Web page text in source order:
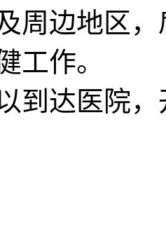
周边地区
工作。
到达医院